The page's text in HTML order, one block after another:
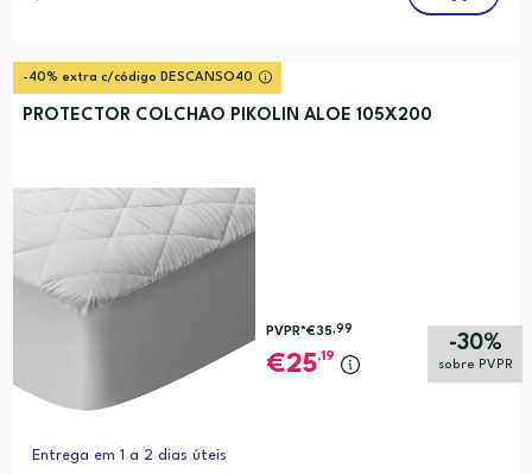
-40% extra c/código DESCANSO40
PROTECTOR COLCHAO PIKOLIN ALOE 105X200
-30%
sobre PVPR
PVPR*€35,99
25,19
Entrega em 1 a 2 dias úteis